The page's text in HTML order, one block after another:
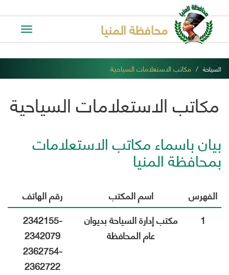
Toggle
محافظة المنيا
السياحة مكاتب الاستعلامات السياحية
مكاتب الاستعلامات السياحية
بيان باسماء مكاتب الاستعلامات
بمحافظة المنيا
الفهرس اسم المكتب
رقم الهاتف
1
مكتب إدارة السياحة بديوان
عام المحافظة
2342155-
2342079
2362754-
2362722